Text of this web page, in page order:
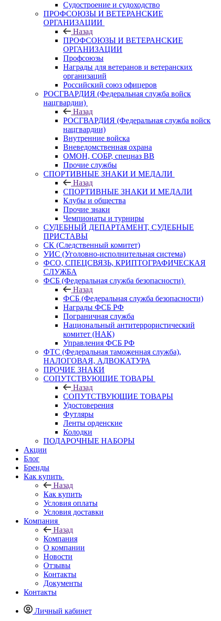
Судостроение и судоходство
ПРОФСОЮЗЫ И ВЕТЕРАНСКИЕ
ОРГАНИЗАЦИИ
Назад
ПРОФСОЮЗЫ И ВЕТЕРАНСКИЕ
ОРГАНИЗАЦИИ
Профсоюзы
Награды для ветеранов и ветеранских
организаций
Российский союз офицеров
РОСГВАРДИЯ (Федеральная служба войск
нацгвардии)
Назад
РОСГВАРДИЯ (Федеральная служба войск
нацгвардии)
Внутренние войска
Вневедомственная охрана
ОМОН, СОБР, спецназ ВВ
Прочие службы
СПОРТИВНЫЕ ЗНАКИ И МЕДАЛИ
Назад
СПОРТИВНЫЕ ЗНАКИ И МЕДАЛИ
Клубы и общества
Прочие знаки
Чемпионаты и турниры
СУДЕБНЫЙ ДЕПАРТАМЕНТ, СУДЕБНЫЕ
ПРИСТАВЫ
СК (Следственный комитет)
УИС (Уголовно-исполнительная система)
ФСО, СПЕЦСВЯЗЬ, КРИПТОГРАФИЧЕСКАЯ
СЛУЖБА
ФСБ (Федеральная служба безопасности)
Назад
ФСБ (Федеральная служба безопасности)
Награды ФСБ РФ
Пограничная служба
Национальный антитеррористический
комитет (НАК)
Управления ФСБ РФ
ФТС (Федеральная таможенная служба),
НАЛОГОВАЯ, АДВОКАТУРА
ПРОЧИЕ ЗНАКИ
СОПУТСТВУЮЩИЕ ТОВАРЫ
Назад
СОПУТСТВУЮЩИЕ ТОВАРЫ
Удостоверения
Футляры
Ленты орденские
Колодки
ПОДАРОЧНЫЕ НАБОРЫ
Акции
Блог
Бренды
Как купить
Назад
Как купить
Условия оплаты
Условия доставки
Компания
Назад
Компания
О компании
Новости
Отзывы
Контакты
Документы
Контакты
Личный кабинет